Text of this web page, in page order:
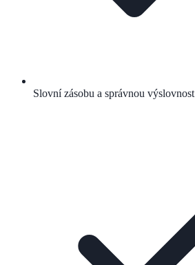
Slovní zásobu a správnou výslovnost